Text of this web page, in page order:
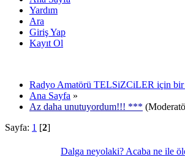
Yardım
Ara
Giriş Yap
Kayıt Ol
Radyo Amatörü TELSiZCiLER için bir
Ana Sayfa »
Az daha unutuyordum!!! ***
Sayfa: 1 [2]
Dalga neyolaki? Acaba ne ile